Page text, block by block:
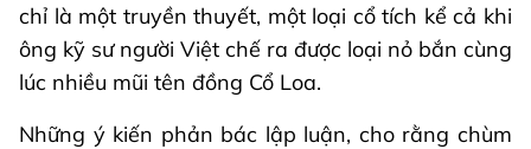
chỉ là một truyền thuyết, một loại cổ tích kể cả khi
ông kỹ sư người Việt chế ra được loại nỏ bắn cùng
lúc nhiều mũi tên đồng Cổ Loa.
Những ý kiến phản bác lập luận, cho rằng chùm